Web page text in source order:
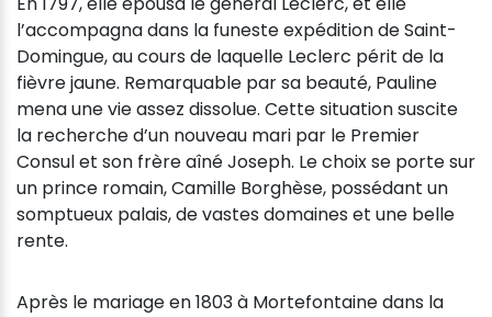
l’accompagna dans la funeste expédition de Saint-
Domingue, au cours de laquelle Leclerc périt de la
fièvre jaune. Remarquable par sa beauté, Pauline
mena une vie assez dissolue. Cette situation suscite
la recherche d’un nouveau mari par le Premier
Consul et son frère aîné Joseph. Le choix se porte sur
un prince romain, Camille Borghèse, possédant un
somptueux palais, de vastes domaines et une belle
rente.
Après le mariage en 1803 à Mortefontaine dans la